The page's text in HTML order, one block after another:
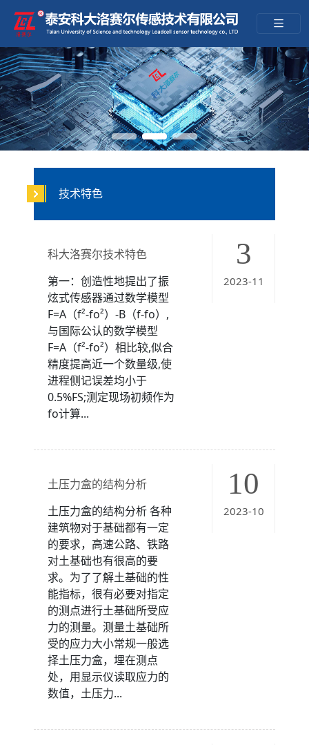
技术特色
3
2023-11
科大洛赛尔技术特色
第一：创造性地提出了振
炫式传感器通过数学模型
F=A（f²-fo²）-B（f-fo）,
与国际公认的数学模型
F=A（f²-fo²）相比较,似合
精度提高近一个数量级,使
进程侧记误差均小于
0.5%FS;测定现场初频作为
fo计算...
10
2023-10
土压力盒的结构分析
土压力盒的结构分析 各种
建筑物对于基础都有一定
的要求，高速公路、铁路
对土基础也有很高的要
求。为了了解土基础的性
能指标，很有必要对指定
的测点进行土基础所受应
力的测量。测量土基础所
受的应力大小常规一般选
择土压力盒，埋在测点
处，用显示仪读取应力的
数值，土压力...